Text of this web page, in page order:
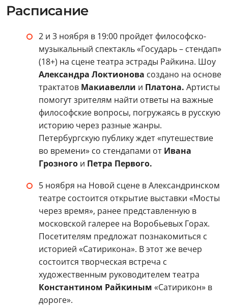
Расписание
2 и 3 ноября в 19:00 пройдет философско-
музыкальный спектакль «Государь – стендап»
(18+) на сцене театра эстрады Райкина. Шоу
Александра Локтионова создано на основе
трактатов Макиавелли и Платона. Артисты
помогут зрителям найти ответы на важные
философские вопросы, погружаясь в русскую
историю через разные жанры.
Петербургскую публику ждет «путешествие
во времени» со стендапами от Ивана
Грозного и Петра Первого.
5 ноября на Новой сцене в Александринском
театре состоится открытие выставки «Мосты
через время», ранее представленную в
московской галерее на Воробьевых Горах.
Посетителям предложат познакомиться с
историей «Сатирикона». В этот же вечер
состоится творческая встреча с
художественным руководителем театра
Константином Райкиным «Сатирикон» в
дороге».